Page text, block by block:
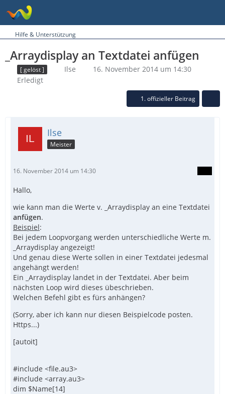
Hilfe & Unterstützung
_Arraydisplay an Textdatei anfügen
[ gelöst ] Ilse
16. November 2014 um 14:30
Erledigt
1. offizieller Beitrag
Ilse
Meister
16. November 2014 um 14:30
Hallo,
wie kann man die Werte v. _Arraydisplay an eine Textdatei
anfügen.
Beispiel:
Bei jedem Loopvorgang werden unterschiedliche Werte m.
_Arraydisplay angezeigt!
Und genau diese Werte sollen in einer Textdatei jedesmal
angehängt werden!
Ein _Arraydisplay landet in der Textdatei. Aber beim
nächsten Loop wird dieses übeschrieben.
Welchen Befehl gibt es fürs anhängen?
(Sorry, aber ich kann nur diesen Beispielcode posten.
Https...)
[autoit]
#include <file.au3>
#include <array.au3>
dim $Name[14]